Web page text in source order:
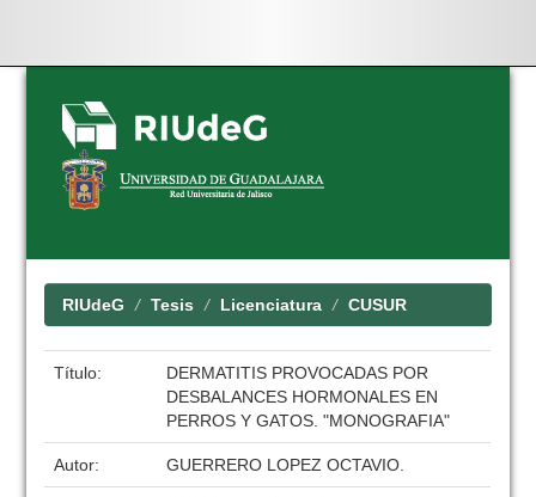
Skip
navigation
RIUdeG Tesis Licenciatura CUSUR
Título:
DERMATITIS PROVOCADAS POR
DESBALANCES HORMONALES EN
PERROS Y GATOS. "MONOGRAFIA"
Autor: GUERRERO LOPEZ OCTAVIO.